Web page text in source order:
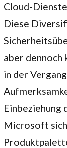
Cloud-
Diese
aber dennoch
in der
Einbeziehung
Microsoft